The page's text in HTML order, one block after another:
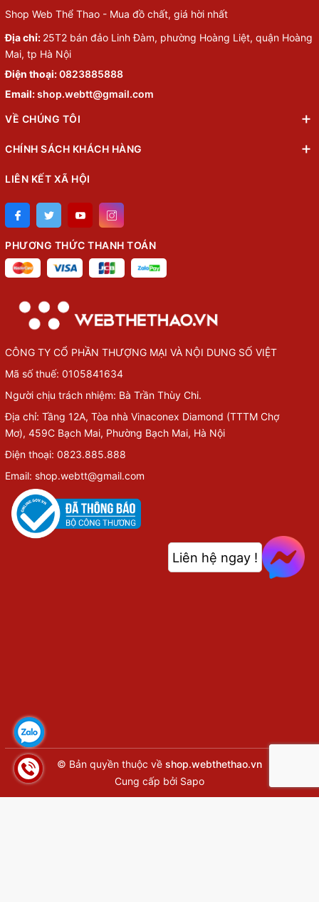
Shop Web Thể Thao - Mua đồ chất, giá hời nhất
Địa chỉ: 25T2 bán đảo Linh Đàm, phường Hoàng Liệt, quận Hoàng
Mai, tp Hà Nội
Điện thoại:0823885888
Email:shop.webtt@gmail.com
VỀ CHÚNG TÔI
CHÍNH SÁCH KHÁCH HÀNG
LIÊN KẾT XÃ HỘI
PHƯƠNG THỨC THANH TOÁN
CÔNG TY CỔ PHẦN THƯỢNG MẠI VÀ NỘI DUNG SỐ VIỆT
Mã số thuế: 0105841634
Người chịu trách nhiệm: Bà Trần Thùy Chi.
Địa chỉ: Tầng 12A, Tòa nhà Vinaconex Diamond (TTTM Chợ
Mơ), 459C Bạch Mai, Phường Bạch Mai, Hà Nội
Điện thoại: 0823.885.888
Email: shop.webtt@gmail.com
© Bản quyền thuộc về shop.webthethao.vn
Cung cấp bởi Sapo
Liên hệ ngay !